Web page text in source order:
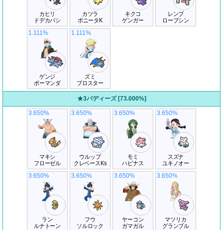
カヒリ
ドデカバシ
カツラ
ポニータK
キクコ
ゲンガー
レンブ
ローブシン
ゲンジ
ボーマンダ
1.111%
ズミ
ブロスター
1.111%
★3バディーズ [73.000%]
マキシ
フローゼル
3.650%
ウルップ
クレベースKs
3.650%
モミ
ハピナス
3.650%
スズナ
ユキノオー
3.650%
ラン
ルナトーン
3.650%
フウ
ソルロック
3.650%
ヤーコン
ガマガル
3.650%
マツリカ
グランブル
3.650%